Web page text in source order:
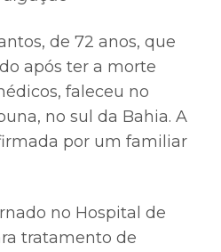
de 72 anos, que
após ter a morte
faleceu no
no sul da Bahia. A
por um familiar
no Hospital de
tratamento de